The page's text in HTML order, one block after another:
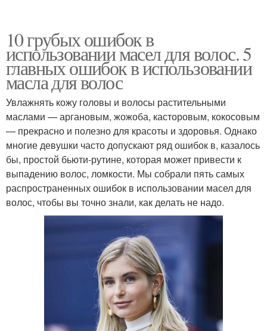
10 грубых ошибок в
использовании масел для волос. 5
главных ошибок в использовании
масла для волос
Увлажнять кожу головы и волосы растительными
маслами — аргановым, жожоба, касторовым, кокосовым
— прекрасно и полезно для красоты и здоровья. Однако
многие девушки часто допускают ряд ошибок в, казалось
бы, простой бьюти-рутине, которая может привести к
выпадению волос, ломкости. Мы собрали пять самых
распространенных ошибок в использовании масел для
волос, чтобы вы точно знали, как делать не надо.